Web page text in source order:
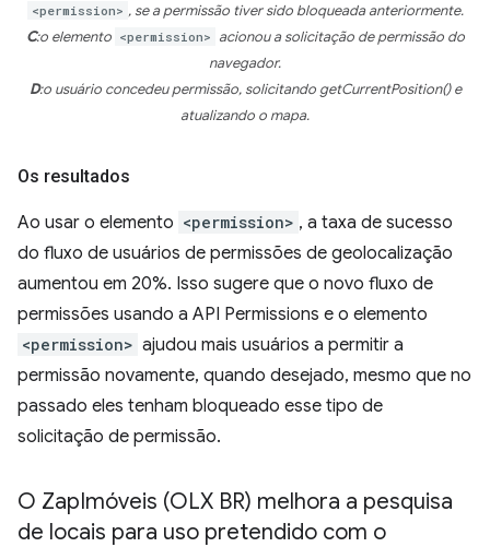
<permission> , se a permissão tiver sido bloqueada anteriormente.
C:o elemento <permission> acionou a solicitação de permissão do
navegador.
D:o usuário concedeu permissão, solicitando getCurrentPosition() e
atualizando o mapa.
Os resultados
Ao usar o elemento <permission> , a taxa de sucesso
do fluxo de usuários de permissões de geolocalização
aumentou em 20%. Isso sugere que o novo fluxo de
permissões usando a API Permissions e o elemento
<permission> ajudou mais usuários a permitir a
permissão novamente, quando desejado, mesmo que no
passado eles tenham bloqueado esse tipo de
solicitação de permissão.
O ZapImóveis (OLX BR) melhora a pesquisa
de locais para uso pretendido com o